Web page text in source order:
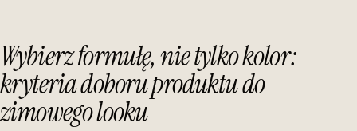
Wybierz formułę, nie tylko kolor:
kryteria doboru produktu do
zimowego looku